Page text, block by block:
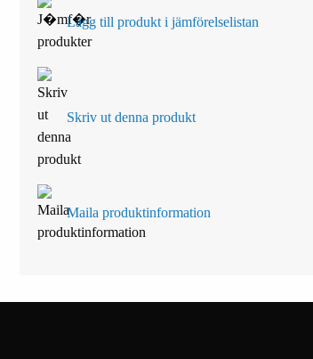
Lägg till produkt i jämförelselistan
Skriv ut denna produkt
Maila produktinformation